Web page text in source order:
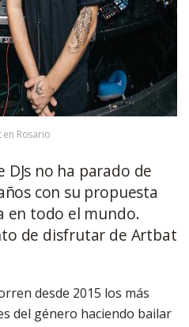
en Rosario
DJs no ha parado de
con su propuesta
en todo el mundo.
de disfrutar de Artbat
desde 2015 los más
del género haciendo bailar